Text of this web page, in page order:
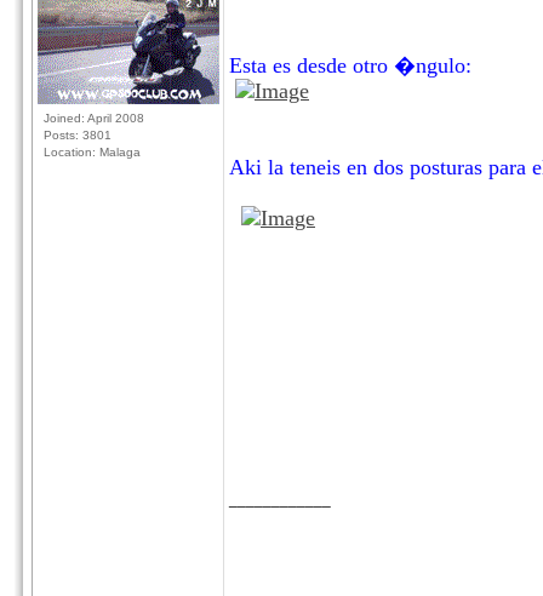
Joined: April 2008
Posts: 3801
Location: Malaga
Esta es desde otro �ngulo:
Aki la teneis en dos posturas